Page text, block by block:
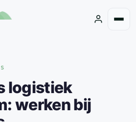
logistiek
werken bij